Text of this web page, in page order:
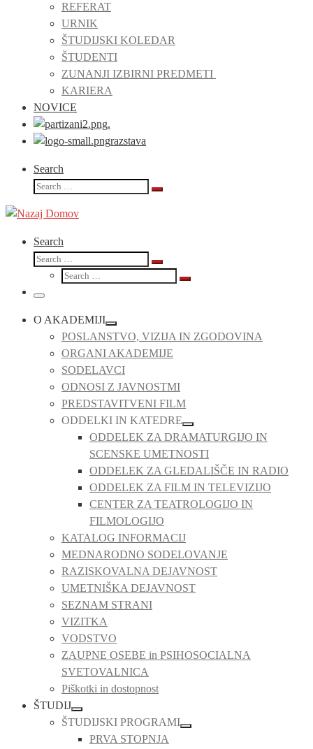
REFERAT
URNIK
ŠTUDIJSKI KOLEDAR
ŠTUDENTI
ZUNANJI IZBIRNI PREDMETI
KARIERA
NOVICE
.
razstava
Search
Search
Search
Search
Search
Search
Search
Search
Meni
O AKADEMIJI
POSLANSTVO, VIZIJA IN ZGODOVINA
ORGANI AKADEMIJE
SODELAVCI
ODNOSI Z JAVNOSTMI
PREDSTAVITVENI FILM
ODDELKI IN KATEDRE
ODDELEK ZA DRAMATURGIJO IN
SCENSKE UMETNOSTI
ODDELEK ZA GLEDALIŠČE IN RADIO
ODDELEK ZA FILM IN TELEVIZIJO
CENTER ZA TEATROLOGIJO IN
FILMOLOGIJO
KATALOG INFORMACIJ
MEDNARODNO SODELOVANJE
RAZISKOVALNA DEJAVNOST
UMETNIŠKA DEJAVNOST
SEZNAM STRANI
VIZITKA
VODSTVO
ZAUPNE OSEBE in PSIHOSOCIALNA
SVETOVALNICA
Piškotki in dostopnost
ŠTUDIJ
ŠTUDIJSKI PROGRAMI
PRVA STOPNJA